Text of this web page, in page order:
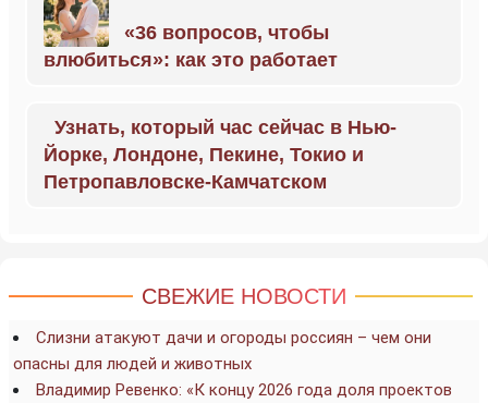
«36 вопросов, чтобы
влюбиться»: как это работает
Узнать, который час сейчас в Нью-
Йорке, Лондоне, Пекине, Токио и
Петропавловске-Камчатском
СВЕЖИЕ НОВОСТИ
Слизни атакуют дачи и огороды россиян – чем они
опасны для людей и животных
Владимир Ревенко: «К концу 2026 года доля проектов